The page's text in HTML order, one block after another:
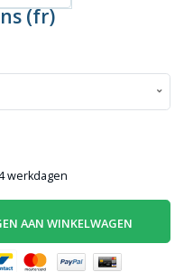
(fr)
werkdagen
AAN WINKELWAGEN